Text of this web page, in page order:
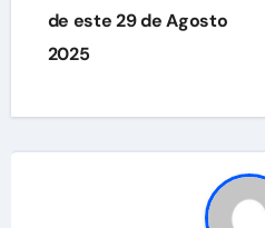
de este 29 de Agosto
2025